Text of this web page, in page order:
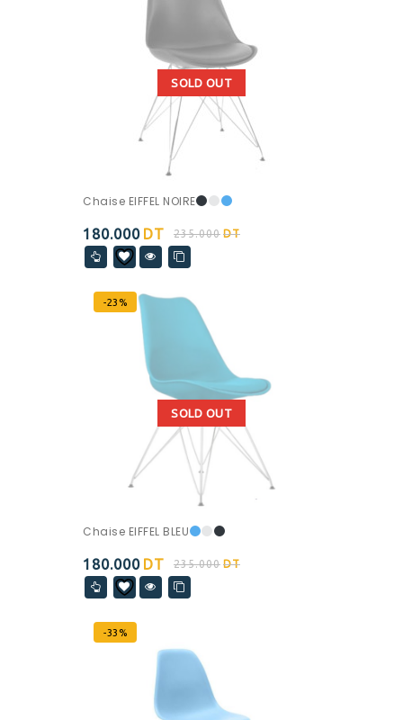
SOLD OUT
Chaise EIFFEL NOIRE
235.000 DT
180.000 DT
SOLD OUT
-23%
Chaise EIFFEL BLEU
235.000 DT
180.000 DT
-33%